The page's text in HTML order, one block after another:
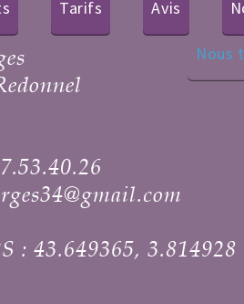
Tarifs Avis
Nous
: 43.649365, 3.814928